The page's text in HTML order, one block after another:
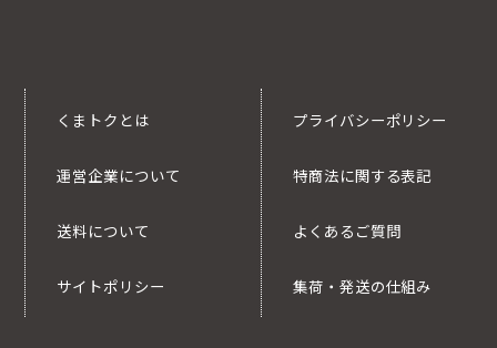
くまトクとは
運営企業について
送料について
サイトポリシー
プライバシーポリシー
特商法に関する表記
よくあるご質問
集荷・発送の仕組み